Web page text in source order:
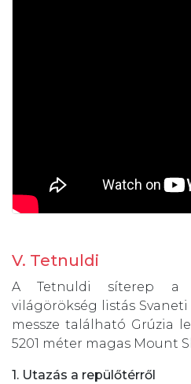
V. Tetnuldi
A Tetnuldi síterep a
világörökség listás
messze található Grúzia
5201 méter magas Mount
1. Utazás a repülőtérről